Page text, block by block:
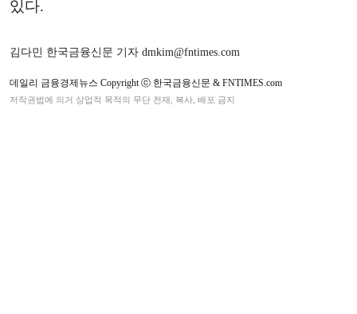
있다.
김다민 한국금융신문 기자 dmkim@fntimes.com
데일리 금융경제뉴스 Copyright ⓒ 한국금융신문 & FNTIMES.com
저작권법에 의거 상업적 목적의 무단 전재, 복사, 배포 금지